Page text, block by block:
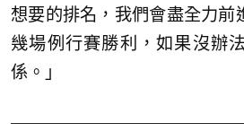
想要的排名，我們會盡全力前
幾場例行賽勝利，如果沒辦
係。」